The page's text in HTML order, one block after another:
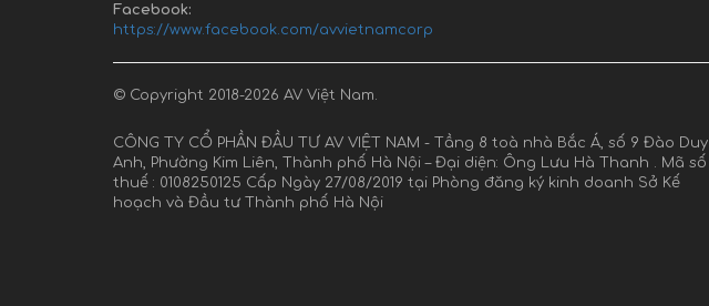
Facebook:
https://www.facebook.com/avvietnamcorp
© Copyright 2018-2026 AV Việt Nam.
CÔNG TY CỔ PHẦN ĐẦU TƯ AV VIỆT NAM - Tầng 8 toà nhà Bắc Á, số 9 Đào Duy
Anh, Phường Kim Liên, Thành phố Hà Nội – Đại diện: Ông Lưu Hà Thanh . Mã số
thuế : 0108250125 Cấp Ngày 27/08/2019 tại Phòng đăng ký kinh doanh Sở Kế
hoạch và Đầu tư Thành phố Hà Nội